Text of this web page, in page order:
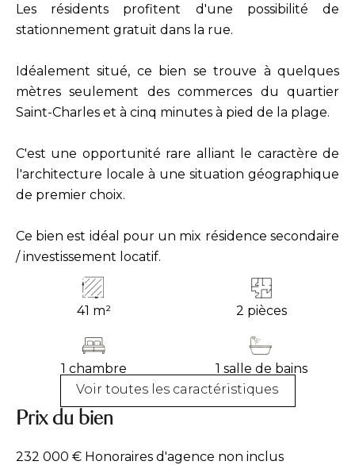
Les résidents profitent d'une possibilité de
stationnement gratuit dans la rue.
Idéalement situé, ce bien se trouve à quelques
mètres seulement des commerces du quartier
Saint-Charles et à cinq minutes à pied de la plage.
C'est une opportunité rare alliant le caractère de
l'architecture locale à une situation géographique
de premier choix.
Ce bien est idéal pour un mix résidence secondaire
/ investissement locatif.
41 m² 2 pièces
1 chambre
1 salle de bains
Voir toutes les caractéristiques
Prix du bien
232 000 € Honoraires d'agence non inclus